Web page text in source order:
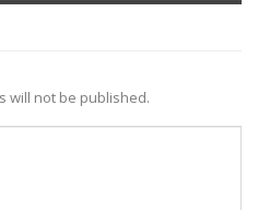
will not be published.